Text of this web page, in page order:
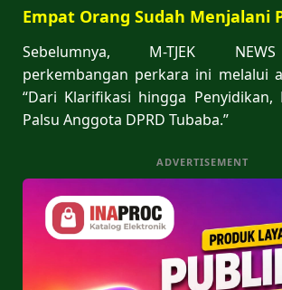
Empat Orang Sudah Menjalani
Sebelumnya, M-TJEK
perkembangan perkara ini melalui
“Dari Klarifikasi hingga Penyidikan,
Palsu Anggota DPRD Tubaba.”
ADVERTISEMENT